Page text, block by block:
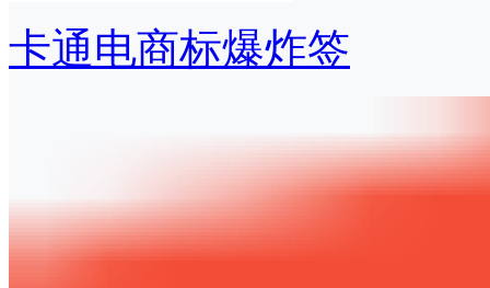
卡通电商标爆炸签